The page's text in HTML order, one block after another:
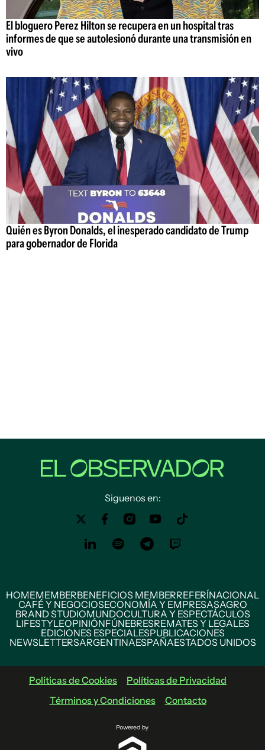
El bloguero Perez Hilton se recupera en un hospital tras
informes de que se autolesionó durante una transmisión en
vivo
Quién es Byron Donalds, el inesperado candidato de Trump
para gobernador de Florida
Siguenos en:
HOMEMEMBERBENEFICIOS MEMBERREFERÍNACIONAL
CAFÉ Y NEGOCIOSECONOMÍA Y EMPRESASAGRO
BRAND STUDIOMUNDOCULTURA Y ESPECTÁCULOS
LIFESTYLEOPINIÓNFÚNEBRESREMATES Y LEGALES
EDICIONES ESPECIALESPUBLICACIONES
NEWSLETTERSARGENTINAESPAÑAESTADOS UNIDOS
Políticas de Cookies
Políticas de Privacidad
Términos y Condiciones
Contacto